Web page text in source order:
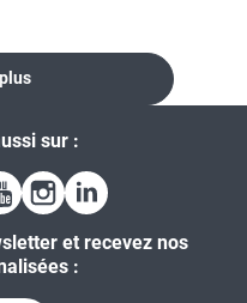
sur :
et recevez nos
: